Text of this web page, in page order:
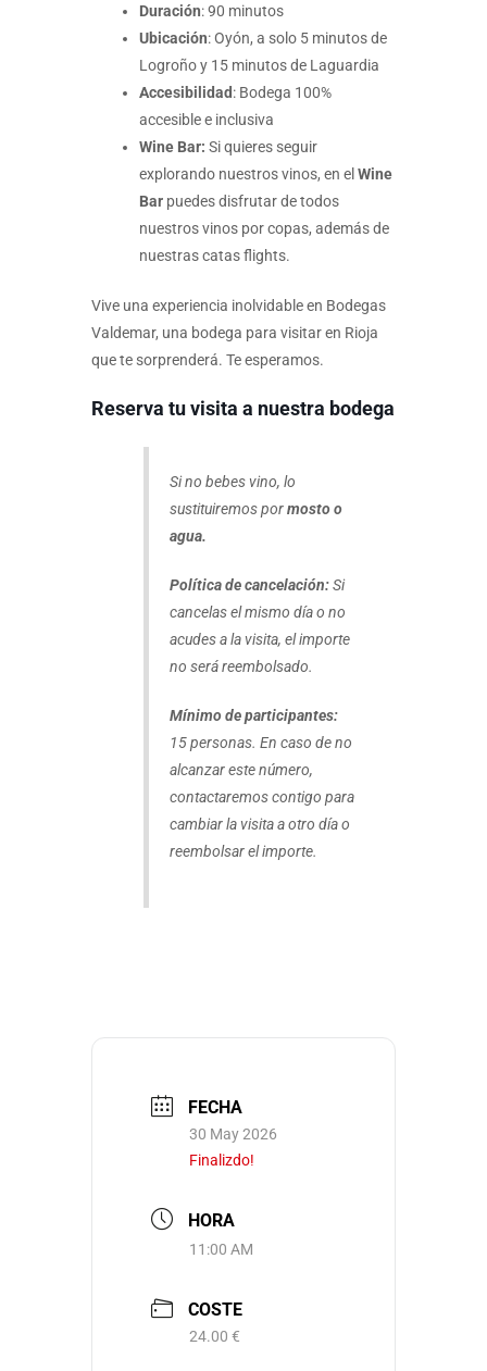
Duración: 90 minutos
Ubicación: Oyón, a solo 5 minutos de
Logroño y 15 minutos de Laguardia
Accesibilidad: Bodega 100%
accesible e inclusiva
Wine Bar: Si quieres seguir
explorando nuestros vinos, en elWine
Barpuedes disfrutar de todos
nuestros vinos por copas, además de
nuestras catas flights.
Vive una experiencia inolvidable en Bodegas
Valdemar, una bodega para visitar en Rioja
que te sorprenderá. Te esperamos.
Reserva tu visita a nuestra bodega
Si no bebes vino, lo
sustituiremos pormosto o
agua.
Política de cancelación:Si
cancelas el mismo día o no
acudes a la visita, el importe
no será reembolsado.
Mínimo de participantes:
15 personas. En caso de no
alcanzar este número,
contactaremos contigo para
cambiar la visita a otro día o
reembolsar el importe.
FECHA
30 May 2026
Finalizdo!
HORA
11:00 AM
COSTE
24.00 €